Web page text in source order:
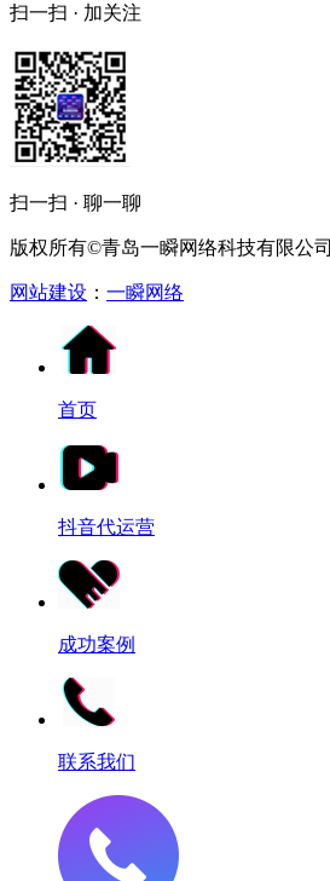
扫一扫 · 加关注
扫一扫 · 聊一聊
版权所有©青岛一瞬网络科技有限公司
网站建设 ： 一瞬网络
首页
抖音代运营
成功案例
联系我们